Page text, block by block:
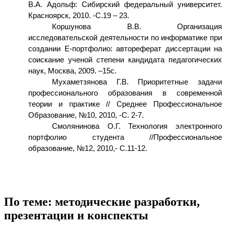
В.А. Адольф: Сибирский федеральный университет.
Красноярск, 2010. -С.19 – 23.
Коршунова В.В. Организация
исследовательской деятельности по информатике при
создании Е-портфолио: автореферат диссертации на
соискание ученой степени кандидата педагогических
наук, Москва, 2009. –15с.
Мухаметзянова Г.В. Приоритетные задачи
профессионального образования в современной
теории и практике // Среднее Профессиональное
Образование, №10, 2010, -С. 2-7.
Смолянинова О.Г. Технология электронного
портфолио студента //Профессиональное
образование, №12, 2010,- С.11-12.
По теме: методические разработки,
презентации и конспекты